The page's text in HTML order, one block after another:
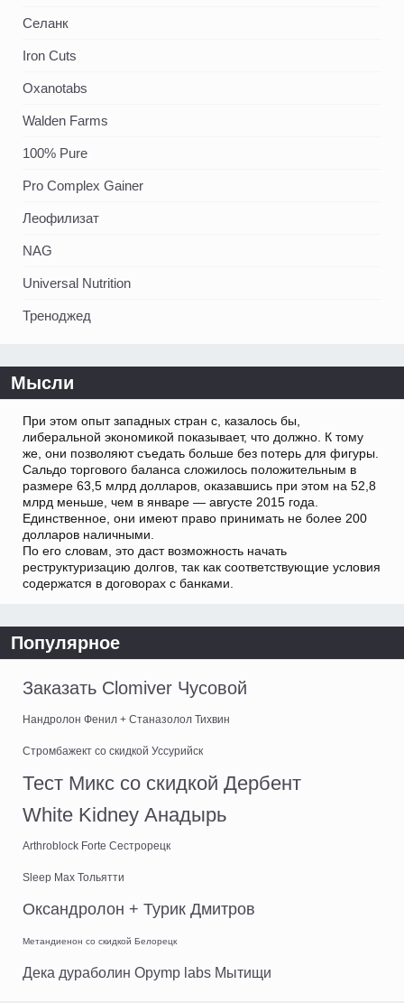
Селанк
Iron Cuts
Oxanotabs
Walden Farms
100% Pure
Pro Complex Gainer
Леофилизат
NAG
Universal Nutrition
Треноджед
Мысли
При этом опыт западных стран с, казалось бы,
либеральной экономикой показывает, что должно. К тому
же, они позволяют съедать больше без потерь для фигуры.
Сальдо торгового баланса сложилось положительным в
размере 63,5 млрд долларов, оказавшись при этом на 52,8
млрд меньше, чем в январе — августе 2015 года.
Единственное, они имеют право принимать не более 200
долларов наличными.
По его словам, это даст возможность начать
реструктуризацию долгов, так как соответствующие условия
содержатся в договорах с банками.
Популярное
Заказать Clomiver Чусовой
Нандролон Фенил + Станазолол Тихвин
Стромбажект со скидкой Уссурийск
Тест Микс со скидкой Дербент
White Kidney Анадырь
Arthroblock Forte Сестрорецк
Sleep Max Тольятти
Оксандролон + Турик Дмитров
Метандиенон со скидкой Белорецк
Дека дураболин Opymp labs Мытищи